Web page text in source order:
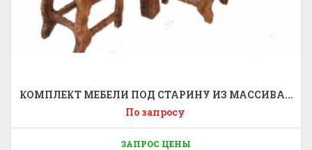
КОМПЛЕКТ МЕБЕЛИ ПОД СТАРИНУ ИЗ МАССИВА...
По запросу
ЗАПРОС ЦЕНЫ